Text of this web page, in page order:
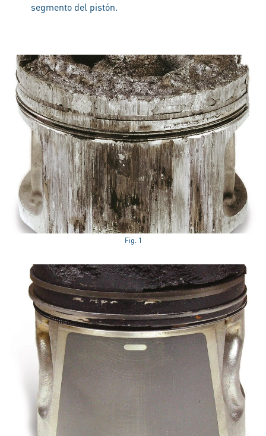
segmento del pistón.
Fig. 1